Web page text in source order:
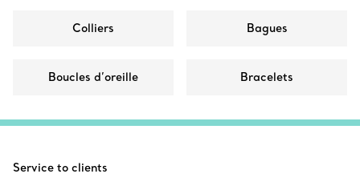
Colliers Bagues
Boucles d’oreille Bracelets
Service to clients